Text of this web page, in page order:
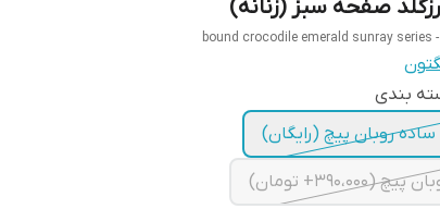
bound crocodile emerald sunray series
بندی
روبان پیچ (رایگان)
تومان)